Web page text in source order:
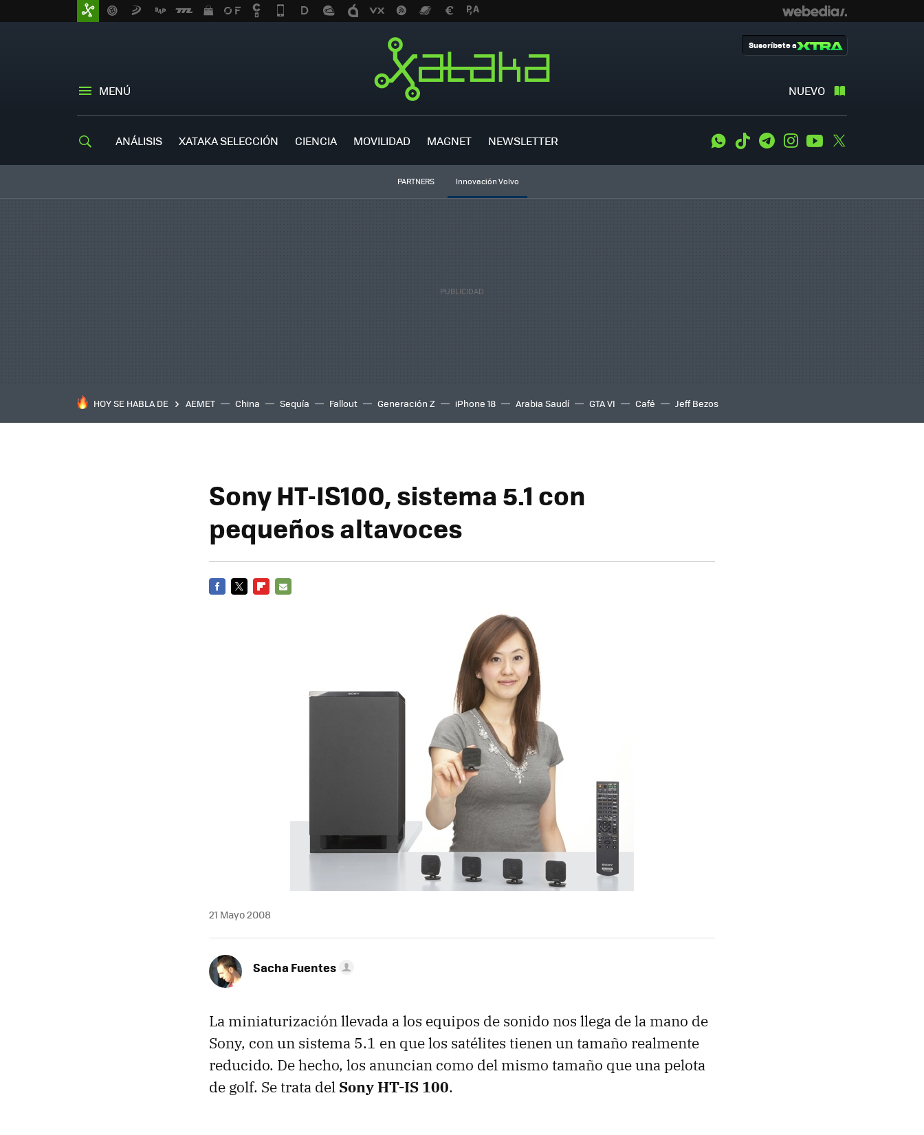
MENÚ NUEVO
Suscríbete a
ANÁLISIS XATAKA SELECCIÓN CIENCIA MOVILIDAD MAGNET NEWSLETTER WhatsApp
Tiktok TelegramInstagramYoutube
PARTNERS Innovación Volvo
HOY SE HABLA DE AEMET China Sequía Fallout Generación Z iPhone 18 Arabia Saudí GTA VI Café Jeff Bezos
Sony HT-IS100, sistema 5.1 con
pequeños altavoces
21 Mayo 2008
Sacha Fuentes
La miniaturización llevada a los equipos de sonido nos llega de la mano de
Sony, con un sistema 5.1 en que los satélites tienen un tamaño realmente
reducido. De hecho, los anuncian como del mismo tamaño que una pelota
de golf. Se trata del Sony HT-IS 100.